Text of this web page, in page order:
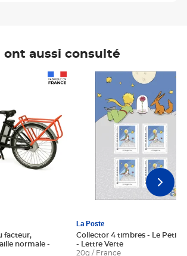
ont aussi consulté
facteur,
La Poste
Collector 4 timbres - Le Petit
- Lettre Verte
20g / France
Prix 6,25€ HT